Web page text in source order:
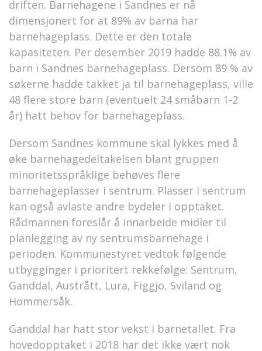
driften. Barnehagene i Sandnes er nå
dimensjonert for at 89% av barna har
barnehageplass. Dette er den totale
kapasiteten. Per desember 2019 hadde 88.1% av
barn i Sandnes barnehageplass. Dersom 89 % av
søkerne hadde takket ja til barnehageplass, ville
48 flere store barn (eventuelt 24 småbarn 1-2
år) hatt behov for barnehageplass.
Dersom Sandnes kommune skal lykkes med å
øke barnehagedeltakelsen blant gruppen
minoritetsspråklige behøves flere
barnehageplasser i sentrum. Plasser i sentrum
kan også avlaste andre bydeler i opptaket.
Rådmannen foreslår å innarbeide midler til
planlegging av ny sentrumsbarnehage i
perioden. Kommunestyret vedtok følgende
utbygginger i prioritert rekkefølge: Sentrum,
Ganddal, Austrått, Lura, Figgjo, Sviland og
Hommersåk.
Ganddal har hatt stor vekst i barnetallet. Fra
hovedopptaket i 2018 har det ikke vært nok